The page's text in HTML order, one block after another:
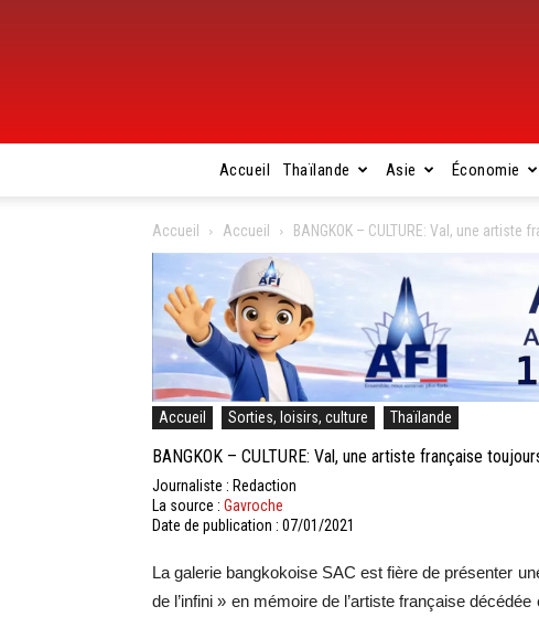
Accueil Thaïlande Asie Économie
Accueil Accueil BANGKOK – CULTURE: Val, une
Accueil Sorties, loisirs, culture Thaïlande
BANGKOK – CULTURE: Val, une artiste française
Journaliste : Redaction
La source : Gavroche
Date de publication : 07/01/2021
La galerie bangkokoise SAC est fière de présenter
de l’infini » en mémoire de l’artiste française